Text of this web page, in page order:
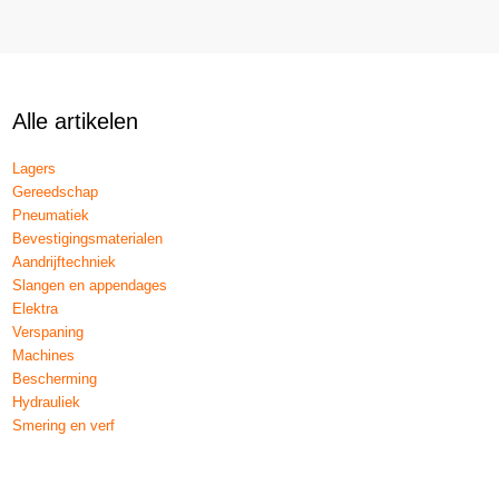
Alle artikelen
Lagers
Gereedschap
Pneumatiek
Bevestigingsmaterialen
Aandrijftechniek
Slangen en appendages
Elektra
Verspaning
Machines
Bescherming
Hydrauliek
Smering en verf